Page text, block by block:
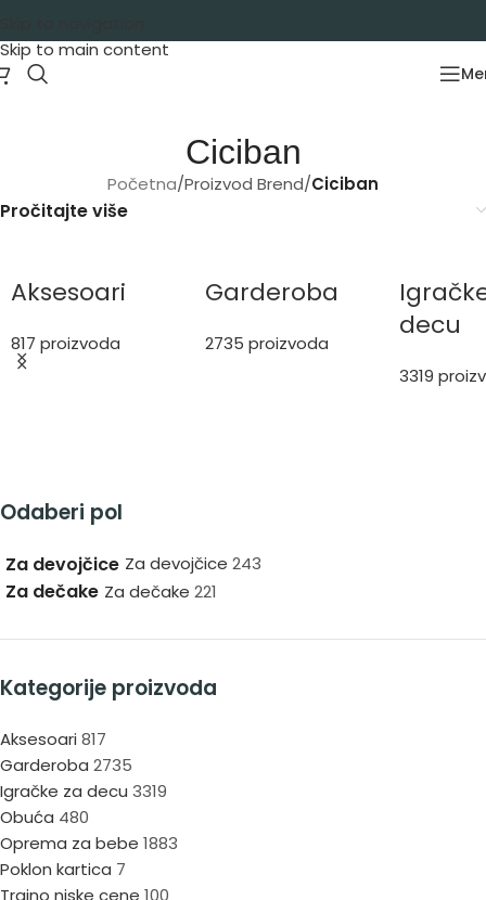
Skip to main content
Ciciban
Početna/Proizvod Brend/Ciciban
Pročitajte više
Aksesoari
817 proizvoda
Garderoba
2735 proizvoda
decu
3319
Odaberi pol
Za devojčice Za devojčice 243
Za dečake Za dečake 221
Kategorije proizvoda
Aksesoari 817
Garderoba 2735
Igračke za decu 3319
Obuća 480
Oprema za bebe 1883
Poklon kartica 7
Trajno niske cene 100